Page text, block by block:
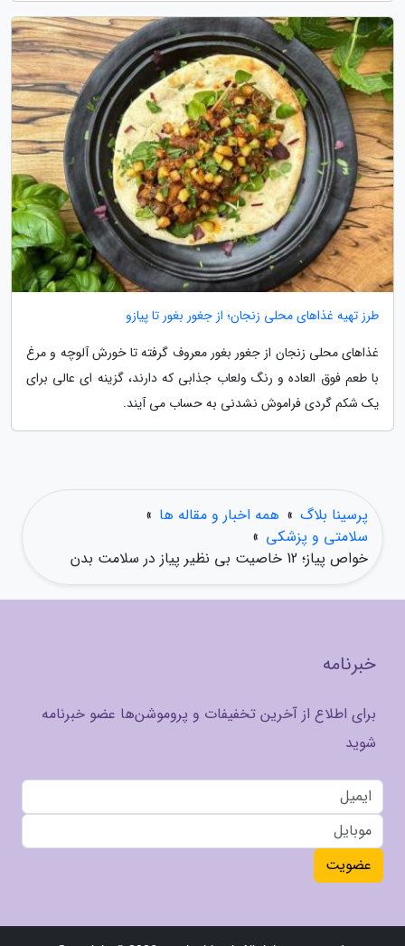
طرز تهیه غذاهای محلی زنجان؛ از جغور بغور تا پیازو
غذاهای محلی زنجان از جغور بغور معروف گرفته تا خورش آلوچه و مرغ
با طعم فوق العاده و رنگ ولعاب جذابی که دارند، گزینه ای عالی برای
یک شکم گردی فراموش نشدنی به حساب می آیند.
پرسینا بلاگ » همه اخبار و مقاله ها »
سلامتی و پزشکی »
خواص پیاز؛ 12 خاصیت بی نظیر پیاز در سلامت بدن
خبرنامه
برای اطلاع از آخرین تخفیفات و پروموشن‌ها عضو خبرنامه
شوید
عضویت